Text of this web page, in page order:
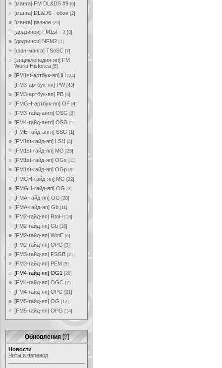
[манга] FM DL&DS #9 [6]
[манга] DL&DS - обои [2]
[манга] разное [20]
[додзинси] FM1st - ? [3]
[додзинси] NFM2 [1]
[фан-манга] TSoSC [7]
[энциклопедия-яп] FM
World Historica [5]
[FM1st-артбук-яп] iH [24]
[FM3-артбук-яп] PW [43]
[FM3-артбук-яп] PB [6]
[FMGH-артбук-яп] OF [4]
[FM3-гайд-англ] OSG [2]
[FM4-гайд-англ] OSG [1]
[FME-гайд-англ] SSG [1]
[FM1st-гайд-яп] LSH [4]
[FM1st-гайд-яп] MG [25]
[FM1st-гайд-яп] OGs [11]
[FM1st-гайд-яп] OGp [9]
[FMGH-гайд-яп] MG [22]
[FMGH-гайд-яп] OG [3]
[FMA-гайд-яп] OG [28]
[FMA-гайд-яп] Gb [11]
[FM2-гайд-яп] RtoH [18]
[FM2-гайд-яп] Gb [16]
[FM2-гайд-яп] WotE [6]
[FM2-гайд-яп] OPG [3]
[FM3-гайд-яп] FSGB [21]
[FM3-гайд-яп] PEM [5]
[FM4-гайд-яп] OG1 [20]
[FM4-гайд-яп] OGC [21]
[FM4-гайд-яп] OPG [21]
[FM5-гайд-яп] OG [12]
[FM5-гайд-яп] OPG [14]
Обновления [?]
Новости
Читы и перевод